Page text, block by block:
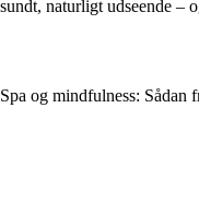
sundt, naturligt udseende –
Spa og mindfulness: